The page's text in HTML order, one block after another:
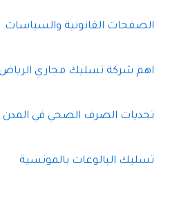
الصفحات القانونية والسياسات
اهم شركة تسليك مجاري الرياض
تحديات الصرف الصحي في المدن
تسليك البالوعات بالمونسية